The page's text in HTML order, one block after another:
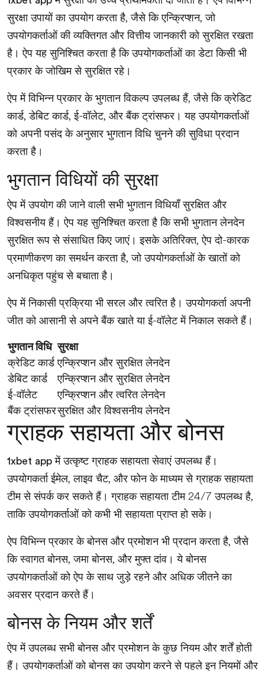
सुरक्षा उपायों का उपयोग करता है, जैसे कि एन्क्रिप्शन, जो
उपयोगकर्ताओं की व्यक्तिगत और वित्तीय जानकारी को सुरक्षित रखता
है। ऐप यह सुनिश्चित करता है कि उपयोगकर्ताओं का डेटा किसी भी
प्रकार के जोखिम से सुरक्षित रहे।
ऐप में विभिन्न प्रकार के भुगतान विकल्प उपलब्ध हैं, जैसे कि क्रेडिट
कार्ड, डेबिट कार्ड, ई-वॉलेट, और बैंक ट्रांसफर। यह उपयोगकर्ताओं
को अपनी पसंद के अनुसार भुगतान विधि चुनने की सुविधा प्रदान
करता है।
भुगतान विधियों की सुरक्षा
ऐप में उपयोग की जाने वाली सभी भुगतान विधियाँ सुरक्षित और
विश्वसनीय हैं। ऐप यह सुनिश्चित करता है कि सभी भुगतान लेनदेन
सुरक्षित रूप से संसाधित किए जाएं। इसके अतिरिक्त, ऐप दो-कारक
प्रमाणीकरण का समर्थन करता है, जो उपयोगकर्ताओं के खातों को
अनधिकृत पहुंच से बचाता है।
ऐप में निकासी प्रक्रिया भी सरल और त्वरित है। उपयोगकर्ता अपनी
जीत को आसानी से अपने बैंक खाते या ई-वॉलेट में निकाल सकते हैं।
भुगतान विधि सुरक्षा
क्रेडिट कार्डएन्क्रिप्शन और सुरक्षित लेनदेन
डेबिट कार्ड
एन्क्रिप्शन और सुरक्षित लेनदेन
ई-वॉलेट
एन्क्रिप्शन और त्वरित लेनदेन
बैंक ट्रांसफरसुरक्षित और विश्वसनीय लेनदेन
ग्राहक सहायता और बोनस
1xbet app में उत्कृष्ट ग्राहक सहायता सेवाएं उपलब्ध हैं।
उपयोगकर्ता ईमेल, लाइव चैट, और फोन के माध्यम से ग्राहक सहायता
टीम से संपर्क कर सकते हैं। ग्राहक सहायता टीम 24/7 उपलब्ध है,
ताकि उपयोगकर्ताओं को कभी भी सहायता प्राप्त हो सके।
ऐप विभिन्न प्रकार के बोनस और प्रमोशन भी प्रदान करता है, जैसे
कि स्वागत बोनस, जमा बोनस, और मुफ्त दांव। ये बोनस
उपयोगकर्ताओं को ऐप के साथ जुड़े रहने और अधिक जीतने का
अवसर प्रदान करते हैं।
बोनस के नियम और शर्तें
ऐप में उपलब्ध सभी बोनस और प्रमोशन के कुछ नियम और शर्तें होती
हैं। उपयोगकर्ताओं को बोनस का उपयोग करने से पहले इन नियमों और